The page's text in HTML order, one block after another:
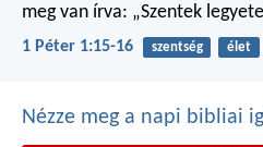
meg van írva: „Szentek
1 Péter 1:15-16 szentség élet
Nézze meg a napi bibliai